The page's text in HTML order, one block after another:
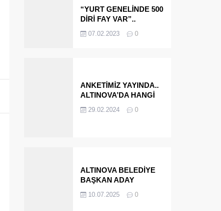
“YURT GENELİNDE 500
DİRİ FAY VAR”..
ÇINARCIK..
07.02.2023 0
ANKETİMİZ YAYINDA..
ALTINOVA’DA HANGİ
BAŞKANI OLARAK
29.02.2024 0
ALTINOVA BELEDİYE
BAŞKAN ADAY
MÜEBBET ALDI FİRAR
10.07.2025 0